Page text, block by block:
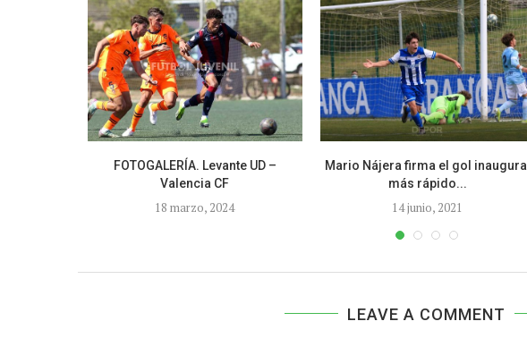
FOTOGALERÍA. Levante UD –
Valencia CF
18 marzo, 2024
Mario Nájera firma el gol inaugural
más rápido...
14 junio, 2021
LEAVE A COMMENT